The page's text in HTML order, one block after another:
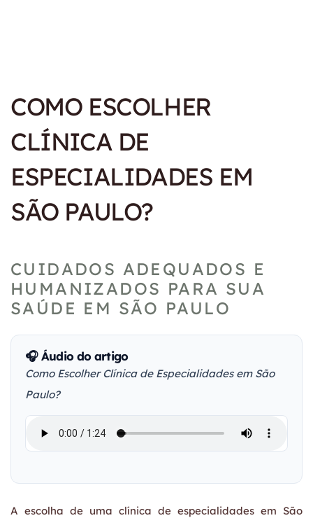
COMO ESCOLHER
CLÍNICA DE
ESPECIALIDADES EM
SÃO PAULO?
CUIDADOS ADEQUADOS E
HUMANIZADOS PARA SUA
SAÚDE EM SÃO PAULO
🎧 Áudio do artigo
Como Escolher Clínica de Especialidades em São
Paulo?
A escolha de uma clínica de especialidades em São